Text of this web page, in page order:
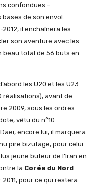
confondues –
de son envol.
2012, il enchaînera les
son aventure avec les
beau total de 56 buts en
les U20 et les U23
réalisations), avant de
2009, sous les ordres
vêtu du n°10
encore lui, il marquera
pire bizutage, pour celui
jeune buteur de l’Iran en
la Corée du Nord
pour ce qui restera